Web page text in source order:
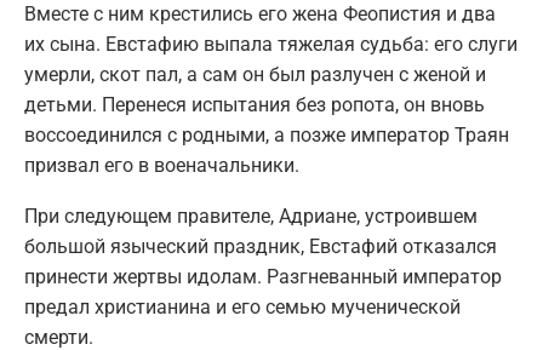
Вместе с ним крестились его жена Феопистия и два
их сына. Евстафию выпала тяжелая судьба: его слуги
умерли, скот пал, а сам он был разлучен с женой и
детьми. Перенеся испытания без ропота, он вновь
воссоединился с родными, а позже император Траян
призвал его в военачальники.
При следующем правителе, Адриане, устроившем
большой языческий праздник, Евстафий отказался
принести жертвы идолам. Разгневанный император
предал христианина и его семью мученической
смерти.